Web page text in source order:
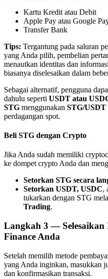
Afiliasi Bitrue
Hingga 65% Komisi!
Referensi
Undang teman untuk
Deposit CASHCAT & Win
Kartu Kredit atau Debit
Apple Pay atau Google
Transfer Bank
Tips: Tergantung pada saluran
yang Anda pilih, pembelian
menautkan identitas dan
biasanya diselesaikan dalam
Sebagai alternatif, pengguna
dahulu seperti USDT atau
STG menggunakan STG/USDT
perdagangan spot.
Beli STG dengan Crypto
Jika Anda sudah memiliki
ke dompet crypto Anda dan
Setorkan STG secara
Setorkan USDT, USDC,
tukarkan dengan STG
Trading.
Langkah 3 —
Finance Anda
Setelah memilih metode
yang Anda inginkan, masukkan
dan konfirmasikan transaksi.